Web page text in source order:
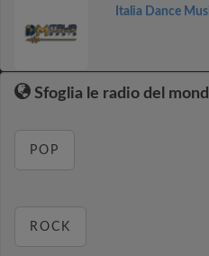
Italia Dance
Sfoglia le radio del
POP
ROCK